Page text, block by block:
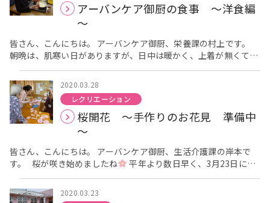
アーバンケア御厨の食事 ～洋食編
～
皆さん、こんにちは。 アーバンケア御厨、栄養課の村上です。
朝晩は、肌寒い日がありますが、日中は暖かく、上着が無くても
過ごせるようになりました。 ついつい、外出したくなる陽気です
が、皆様の健康の為、不要不急の外出は控え、ゆっくりとお休み
ください。 さて、今回は、アーバンケア御厨の普段のお食事の
紹介です。 施設での1番の楽しみと言えば、やはりお食事を思わ
れる方も多いのでは、ないでしょうか？？ 利用者様、お一人お
一人の飲み込み具合によって、刻んだり、ペースト状にしたり
ておられます。 この日の、メニューは、 「ご飯、魚のフライ
トとエビフライ、和風もやしサラダ、コンソメスープ」でした。
バーグなどの洋食も人気のメニューです。 午前中に、 「今日
は、お魚とエビのフライですよ。」 とお伝えすると、 「じゃ
2020.03.28
レクリエーション
桜開花 ～手作りのお花見 準備中
～
皆さん、こんにちは。 アーバンケア御厨、生活介護課の岸本で
す。 桜が咲き始めましたね
平年より数日早く、3月23日に開
花宣言されました。 “純潔”の花言葉を持つソメイヨシノは、江
戸時代に染井(東京都豊島区)の植木屋さんで売り出されたのが始
めだそうです。 例年ですと近くの川沿いへとお花見に出掛ける
2020.03.23